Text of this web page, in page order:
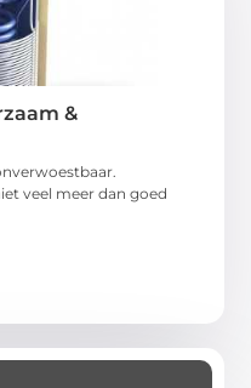
&
veel meer dan goed